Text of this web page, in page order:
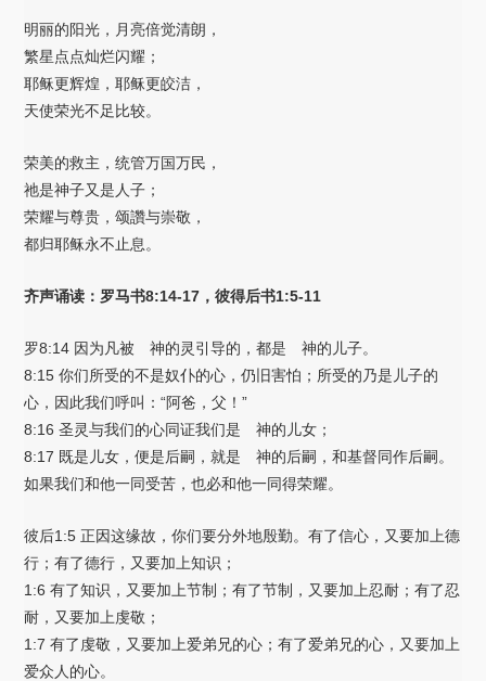
明丽的阳光，月亮倍觉清朗，
繁星点点灿烂闪耀；
耶稣更辉煌，耶稣更皎洁，
天使荣光不足比较。
荣美的救主，统管万国万民，
祂是神子又是人子；
荣耀与尊贵，颂讚与崇敬，
都归耶稣永不止息。
齐声诵读：罗马书8:14-17，彼得后书1:5-11
罗8:14 因为凡被 神的灵引导的，都是 神的儿子。
8:15 你们所受的不是奴仆的心，仍旧害怕；所受的乃是儿子的
心，因此我们呼叫：“阿爸，父！”
8:16 圣灵与我们的心同证我们是 神的儿女；
8:17 既是儿女，便是后嗣，就是 神的后嗣，和基督同作后嗣。
如果我们和他一同受苦，也必和他一同得荣耀。
彼后1:5 正因这缘故，你们要分外地殷勤。有了信心，又要加上德
行；有了德行，又要加上知识；
1:6 有了知识，又要加上节制；有了节制，又要加上忍耐；有了忍
耐，又要加上虔敬；
1:7 有了虔敬，又要加上爱弟兄的心；有了爱弟兄的心，又要加上
爱众人的心。